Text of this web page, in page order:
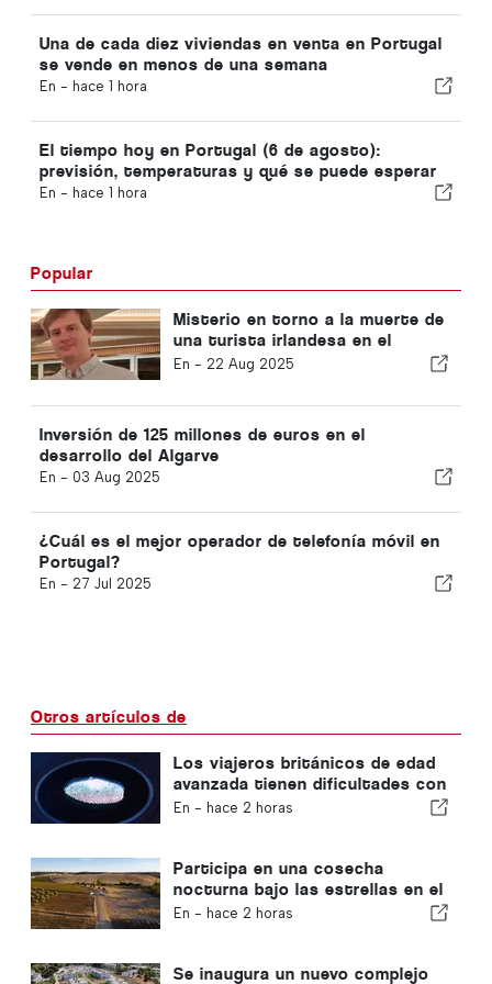
debido a la crisis de Ceuta
Una de cada diez viviendas en venta en Portugal
se vende en menos de una semana
En - hace 1 hora
El tiempo hoy en Portugal (6 de agosto):
previsión, temperaturas y qué se puede esperar
En - hace 1 hora
Popular
Misterio en torno a la muerte de
una turista irlandesa en el
Algarve
En - 22 Aug 2025
Inversión de 125 millones de euros en el
desarrollo del Algarve
En - 03 Aug 2025
¿Cuál es el mejor operador de telefonía móvil en
Portugal?
En - 27 Jul 2025
Otros artículos de
Los viajeros británicos de edad
avanzada tienen dificultades con
los nuevos controles de huellas
En - hace 2 horas
Participa en una cosecha
nocturna bajo las estrellas en el
Alentejo
En - hace 2 horas
Se inaugura un nuevo complejo